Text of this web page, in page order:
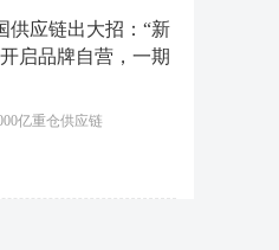
供应链出大招：“新
启品牌自营，一期
亿重仓供应链